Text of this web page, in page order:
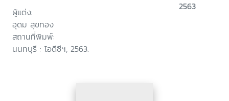
ผู้แต่ง:
อุดม สุขทอง
สถานที่พิมพ์:
นนทบุรี : ไอดีซีฯ, 2563.
2563